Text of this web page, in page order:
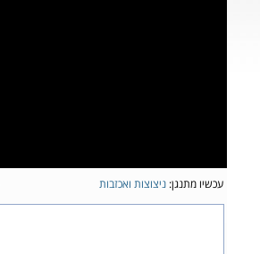
עכשיו מתנגן: ניצוצות ואכזבות